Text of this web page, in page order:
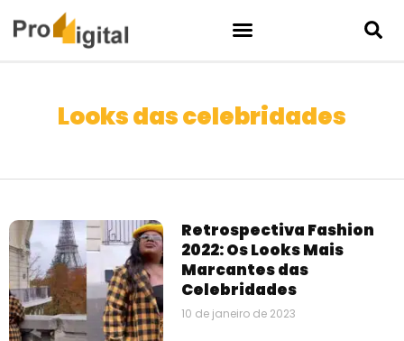
Looks das celebridades
Retrospectiva Fashion
2022: Os Looks Mais
Marcantes das
Celebridades
10 de janeiro de 2023